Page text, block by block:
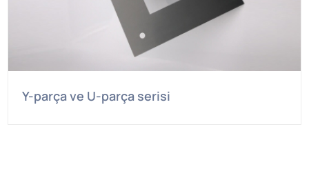
Y-parça ve U-parça serisi